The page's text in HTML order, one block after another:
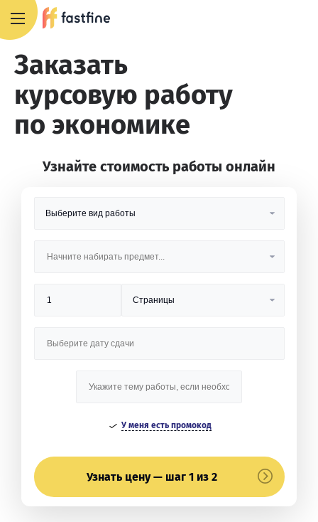
Заказать
курсовую работу
по экономике
Узнайте стоимость работы онлайн
У меня есть промокод
Узнать цену — шаг 1 из 2